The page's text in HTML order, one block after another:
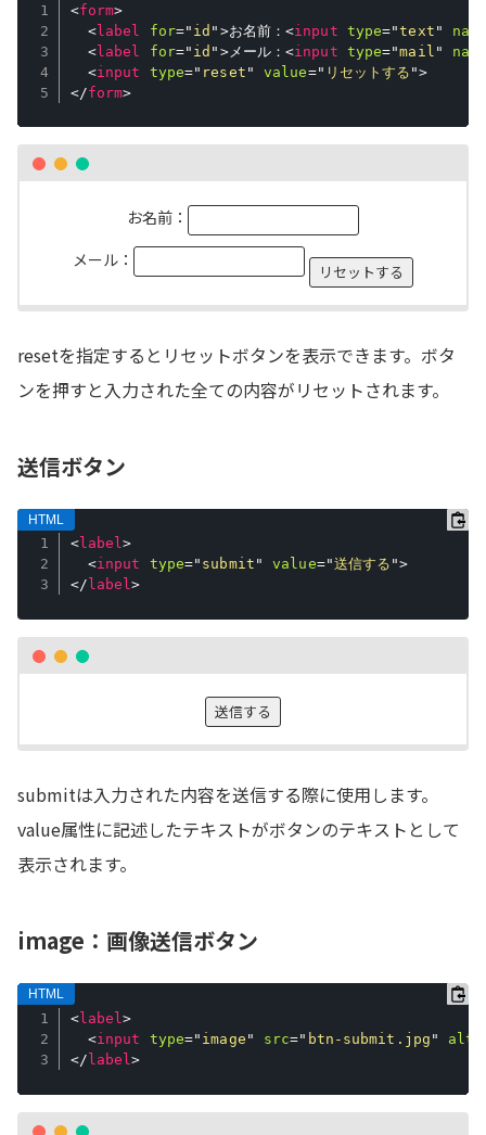
<form>
<label for=" id " >お名前：<input type="text "
<label for=" id " >メール：<input type="mail "
<input type=" reset " value=" リセットする ">
</form>
お名前：
メール：
resetを指定するとリセットボタンを表示できます。ボタ
ンを押すと入力された全ての内容がリセットされます。
送信ボタン
<label>
<input type=" submit " value="送信する ">
</ label>
submitは入力された内容を送信する際に使用します。
value属性に記述したテキストがボタンのテキストとして
表示されます。
image：画像送信ボタン
<label>
<input type=" image " src=" btn-submit.jpg " alt
</ label>